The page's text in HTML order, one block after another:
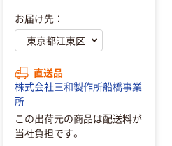
お届け先：
直送品
株式会社三和製作所船橋事業
所
この出荷元の商品は配送料が
当社負担です。